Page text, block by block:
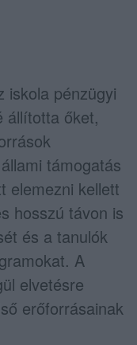
iskola pénzügyi
állította őket,
támogatás
elemezni kellett
hosszú távon is
és a tanulók
A
elvetésre
erőforrásainak